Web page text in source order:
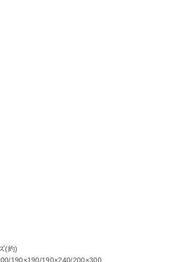
(約)
190×190/190×240/200×300